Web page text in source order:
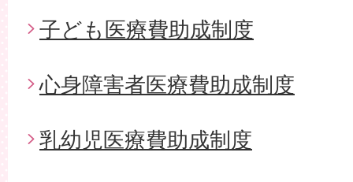
子ども医療費助成制度
心身障害者医療費助成制度
乳幼児医療費助成制度